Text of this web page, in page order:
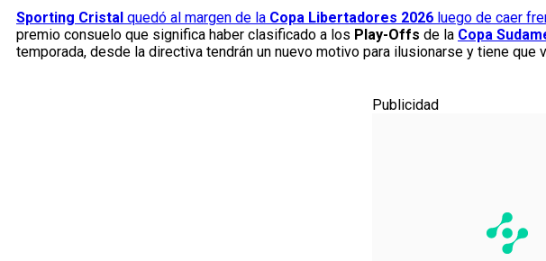
Sporting Cristal quedó al margen de la Copa Libertadores 2026 luego de caer
premio consuelo que significa haber clasificado a los Play-Offs de la Copa
temporada, desde la directiva tendrán un nuevo motivo para ilusionarse y tiene que
Publicidad